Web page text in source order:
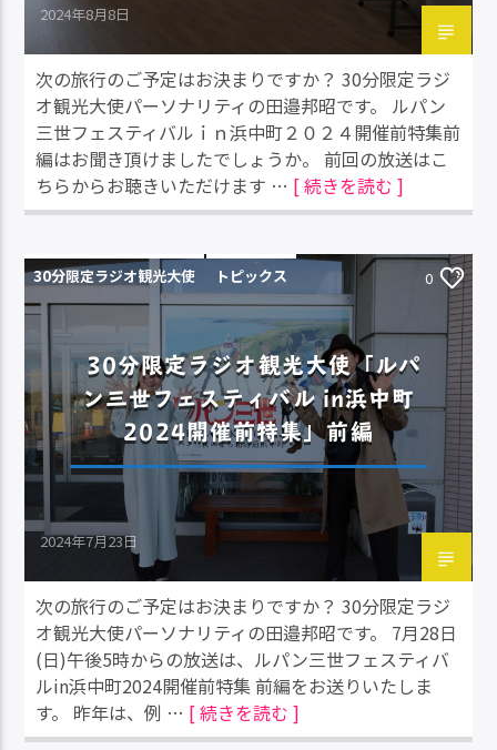
2024年8月8日
次の旅行のご予定はお決まりですか？ 30分限定ラジ
オ観光大使パーソナリティの田邉邦昭です。 ルパン
三世フェスティバルｉｎ浜中町２０２４開催前特集前
編はお聞き頂けましたでしょうか。 前回の放送はこ
ちらからお聴きいただけます … [ 続きを読む ]
30分限定ラジオ観光大使 トピックス 0
30分限定ラジオ観光大使「ルパ
ン三世フェスティバル in浜中町
2024開催前特集」前編
2024年7月23日
次の旅行のご予定はお決まりですか？ 30分限定ラジ
オ観光大使パーソナリティの田邉邦昭です。 7月28日
(日)午後5時からの放送は、ルパン三世フェスティバ
ルin浜中町2024開催前特集 前編をお送りいたしま
す。 昨年は、例 … [ 続きを読む ]